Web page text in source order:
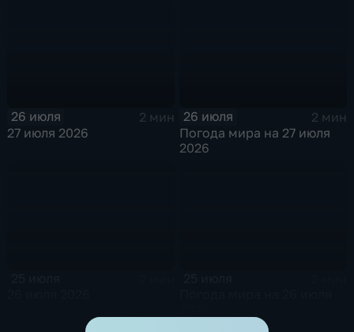
26 июля
2 мин
27 июля 2026
26 июля
2 мин
Погода мира на 27 июля
2026